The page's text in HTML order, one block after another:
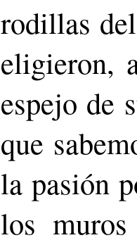
rodillas
eligieron,
espejo de
que
la pasión
los